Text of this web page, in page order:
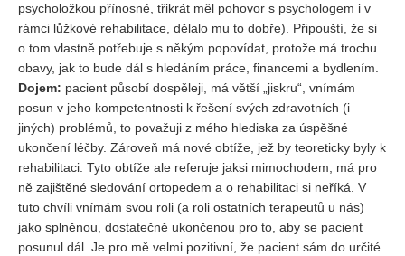
psycholožkou přínosné, třikrát měl pohovor s psychologem i v
rámci lůžkové rehabilitace, dělalo mu to dobře). Připouští, že si
o tom vlastně potřebuje s někým popovídat, protože má trochu
obavy, jak to bude dál s hledáním práce, financemi a bydlením.
Dojem: pacient působí dospěleji, má větší „jiskru“, vnímám
posun v jeho kompetentnosti k řešení svých zdravotních (i
jiných) problémů, to považuji z mého hlediska za úspěšné
ukončení léčby. Zároveň má nové obtíže, jež by teoreticky byly k
rehabilitaci. Tyto obtíže ale referuje jaksi mimochodem, má pro
ně zajištěné sledování ortopedem a o rehabilitaci si neříká. V
tuto chvíli vnímám svou roli (a roli ostatních terapeutů u nás)
jako splněnou, dostatečně ukončenou pro to, aby se pacient
posunul dál. Je pro mě velmi pozitivní, že pacient sám do určité